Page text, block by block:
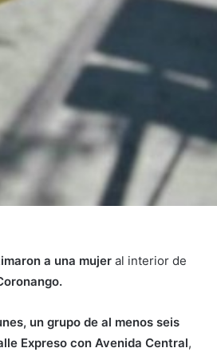
a una mujer al interior de
un grupo de al menos seis
Expreso con Avenida Central,